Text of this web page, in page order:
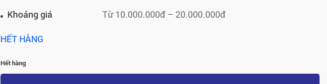
Khoảng giá
Từ 10.000.000đ – 20.000.000đ
HẾT HÀNG
Hết hàng